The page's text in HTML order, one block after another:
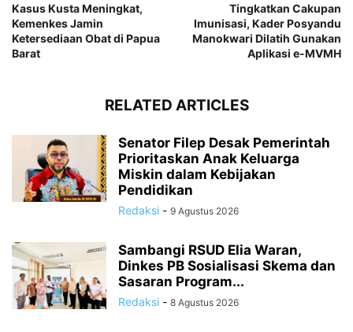
Kasus Kusta Meningkat,
Kemenkes Jamin
Ketersediaan Obat di Papua
Barat
Tingkatkan Cakupan
Imunisasi, Kader Posyandu
Manokwari Dilatih Gunakan
Aplikasi e-MVMH
RELATED ARTICLES
Senator Filep Desak Pemerintah
Prioritaskan Anak Keluarga
Miskin dalam Kebijakan
Pendidikan
Redaksi - 9 Agustus 2026
Sambangi RSUD Elia Waran,
Dinkes PB Sosialisasi Skema dan
Sasaran Program...
Redaksi - 8 Agustus 2026